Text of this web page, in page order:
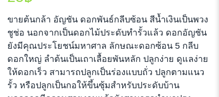
ขายต้นกล้า อัญชัน ดอกพันธ์กลีบซ้อน สีน้ำเงินเป็นพวง
ชูช่อ นอกจากเป็นดอกไม้ประดับทำรั้วแล้ว ดอกอัญชัน
ยังมีคุณประโยชน์มหาศาล ลักษณะดอกซ้อน 5 กลีบ
ดอกใหญ่ ลำต้นเป็นเถาเลื้อยพันหลัก ปลูกง่าย ดูแลง่าย
ให้ดอกเร็ว สามารถปลูกเป็นร่องแบบถั่ว ปลูกตามแนว
รั้ว หรือปลูกเป็นกอให้ขึ้นซุ้มสำหรับประดับบ้าน